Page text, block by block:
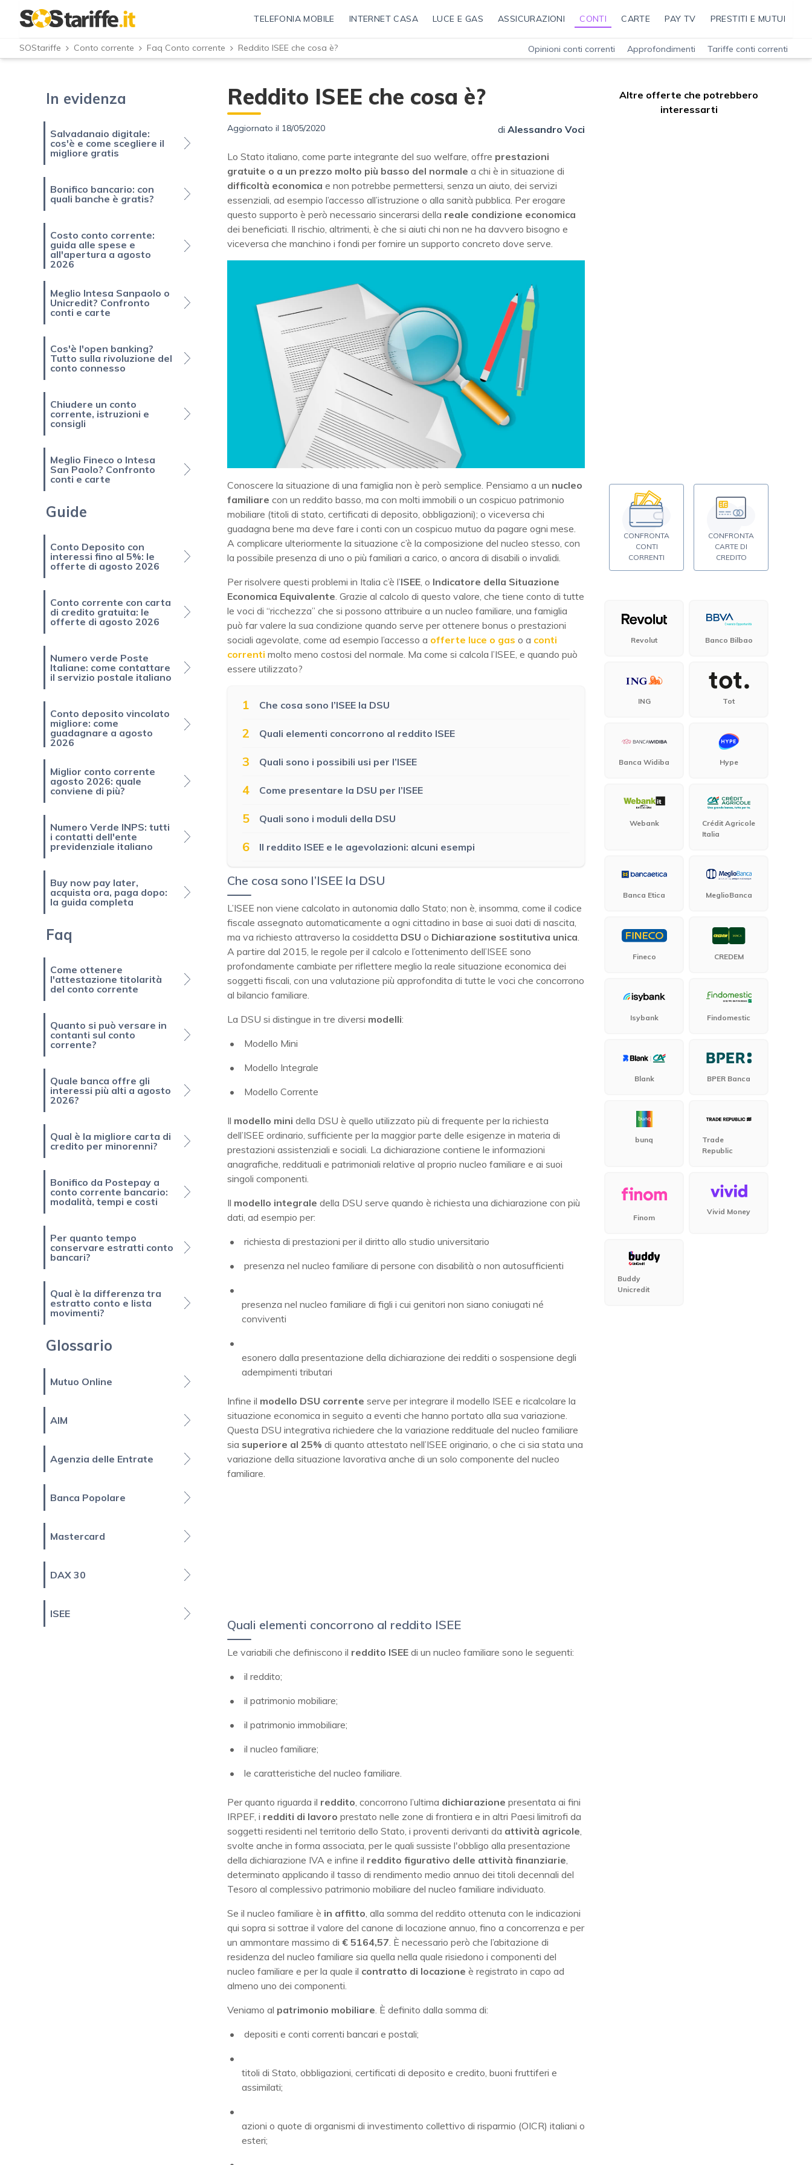
TELEFONIA MOBILE INTERNET CASA LUCE E GAS ASSICURAZIONI CONTI CARTE PAY TV PRESTITI E MUTUI
SOStariffe Conto corrente Faq Conto corrente Reddito ISEE che cosa è? Opinioni conti correnti Approfondimenti Tariffe conti correnti
In evidenza
Salvadanaio digitale:
cos'è e come scegliere il
migliore gratis
Bonifico bancario: con
quali banche è gratis?
Costo conto corrente:
guida alle spese e
all'apertura a agosto
2026
Meglio Intesa Sanpaolo o
Unicredit? Confronto
conti e carte
Cos'è l'open banking?
Tutto sulla rivoluzione del
conto connesso
Chiudere un conto
corrente, istruzioni e
consigli
Meglio Fineco o Intesa
San Paolo? Confronto
conti e carte
Guide
Conto Deposito con
interessi fino al 5%: le
offerte di agosto 2026
Conto corrente con carta
di credito gratuita: le
offerte di agosto 2026
Numero verde Poste
Italiane: come contattare
il servizio postale italiano
Conto deposito vincolato
migliore: come
guadagnare a agosto
2026
Miglior conto corrente
agosto 2026: quale
conviene di più?
Numero Verde INPS: tutti
i contatti dell'ente
previdenziale italiano
Buy now pay later,
acquista ora, paga dopo:
la guida completa
Faq
Come ottenere
l'attestazione titolarità
del conto corrente
Quanto si può versare in
contanti sul conto
corrente?
Quale banca offre gli
interessi più alti a agosto
2026?
Qual è la migliore carta di
credito per minorenni?
Bonifico da Postepay a
conto corrente bancario:
modalità, tempi e costi
Per quanto tempo
conservare estratti conto
bancari?
Qual è la differenza tra
estratto conto e lista
movimenti?
Glossario
Mutuo Online
AIM
Agenzia delle Entrate
Banca Popolare
Mastercard
DAX 30
ISEE
Reddito ISEE che cosa è?
Aggiornato il 18/05/2020 di Alessandro Voci
Lo Stato italiano, come parte integrante del suo welfare, offre prestazioni
gratuite o a un prezzo molto più basso del normale a chi è in situazione di
difficoltà economica e non potrebbe permettersi, senza un aiuto, dei servizi
essenziali, ad esempio l’accesso all’istruzione o alla sanità pubblica. Per erogare
questo supporto è però necessario sincerarsi della reale condizione economica
dei beneficiati. Il rischio, altrimenti, è che si aiuti chi non ne ha davvero bisogno e
viceversa che manchino i fondi per fornire un supporto concreto dove serve.
Conoscere la situazione di una famiglia non è però semplice. Pensiamo a un nucleo
familiare con un reddito basso, ma con molti immobili o un cospicuo patrimonio
mobiliare (titoli di stato, certificati di deposito, obbligazioni); o viceversa chi
guadagna bene ma deve fare i conti con un cospicuo mutuo da pagare ogni mese.
A complicare ulteriormente la situazione c’è la composizione del nucleo stesso, con
la possibile presenza di uno o più familiari a carico, o ancora di disabili o invalidi.
Per risolvere questi problemi in Italia c’è l’ISEE, o Indicatore della Situazione
Economica Equivalente. Grazie al calcolo di questo valore, che tiene conto di tutte
le voci di “ricchezza” che si possono attribuire a un nucleo familiare, una famiglia
può far valere la sua condizione quando serve per ottenere bonus o prestazioni
sociali agevolate, come ad esempio l’accesso a offerte luce o gas o a conti
correnti molto meno costosi del normale. Ma come si calcola l’ISEE, e quando può
essere utilizzato?
1 Che cosa sono l’ISEE la DSU
2 Quali elementi concorrono al reddito ISEE
3 Quali sono i possibili usi per l’ISEE
4 Come presentare la DSU per l’ISEE
5 Quali sono i moduli della DSU
6 Il reddito ISEE e le agevolazioni: alcuni esempi
Che cosa sono l’ISEE la DSU
L’ISEE non viene calcolato in autonomia dallo Stato; non è, insomma, come il codice
fiscale assegnato automaticamente a ogni cittadino in base ai suoi dati di nascita,
ma va richiesto attraverso la cosiddetta DSU o Dichiarazione sostitutiva unica.
A partire dal 2015, le regole per il calcolo e l’ottenimento dell’ISEE sono
profondamente cambiate per riflettere meglio la reale situazione economica dei
soggetti fiscali, con una valutazione più approfondita di tutte le voci che concorrono
al bilancio familiare.
La DSU si distingue in tre diversi modelli:
Modello Mini
Modello Integrale
Modello Corrente
Il modello mini della DSU è quello utilizzato più di frequente per la richiesta
dell’ISEE ordinario, sufficiente per la maggior parte delle esigenze in materia di
prestazioni assistenziali e sociali. La dichiarazione contiene le informazioni
anagrafiche, reddituali e patrimoniali relative al proprio nucleo familiare e ai suoi
singoli componenti.
Il modello integrale della DSU serve quando è richiesta una dichiarazione con più
dati, ad esempio per:
richiesta di prestazioni per il diritto allo studio universitario
presenza nel nucleo familiare di persone con disabilità o non autosufficienti
presenza nel nucleo familiare di figli i cui genitori non siano coniugati né
conviventi
esonero dalla presentazione della dichiarazione dei redditi o sospensione degli
adempimenti tributari
Infine il modello DSU corrente serve per integrare il modello ISEE e ricalcolare la
situazione economica in seguito a eventi che hanno portato alla sua variazione.
Questa DSU integrativa richiedere che la variazione reddituale del nucleo familiare
sia superiore al 25% di quanto attestato nell’ISEE originario, o che ci sia stata una
variazione della situazione lavorativa anche di un solo componente del nucleo
familiare.
Quali elementi concorrono al reddito ISEE
Le variabili che definiscono il reddito ISEE di un nucleo familiare sono le seguenti:
il reddito;
il patrimonio mobiliare;
il patrimonio immobiliare;
il nucleo familiare;
le caratteristiche del nucleo familiare.
Per quanto riguarda il reddito, concorrono l’ultima dichiarazione presentata ai fini
IRPEF, i redditi di lavoro prestato nelle zone di frontiera e in altri Paesi limitrofi da
soggetti residenti nel territorio dello Stato, i proventi derivanti da attività agricole,
svolte anche in forma associata, per le quali sussiste l'obbligo alla presentazione
della dichiarazione IVA e infine il reddito figurativo delle attività finanziarie,
determinato applicando il tasso di rendimento medio annuo dei titoli decennali del
Tesoro al complessivo patrimonio mobiliare del nucleo familiare individuato.
Se il nucleo familiare è in affitto, alla somma del reddito ottenuta con le indicazioni
qui sopra si sottrae il valore del canone di locazione annuo, fino a concorrenza e per
un ammontare massimo di € 5164,57. È necessario però che l’abitazione di
residenza del nucleo familiare sia quella nella quale risiedono i componenti del
nucleo familiare e per la quale il contratto di locazione è registrato in capo ad
almeno uno dei componenti.
Veniamo al patrimonio mobiliare. È definito dalla somma di:
depositi e conti correnti bancari e postali;
titoli di Stato, obbligazioni, certificati di deposito e credito, buoni fruttiferi e
assimilati;
azioni o quote di organismi di investimento collettivo di risparmio (OICR) italiani o
esteri;
Altre offerte che potrebbero
interessarti
CONFRONTA
CONTI
CORRENTI
CONFRONTA
CARTE DI
CREDITO
Revolut Banco Bilbao
ING Tot
Banca Widiba Hype
Webank
Crédit Agricole
Italia
Banca Etica MeglioBanca
Fineco CREDEM
Isybank Findomestic
Blank BPER Banca
bunq
Trade
Republic
Finom
Vivid Money
Buddy
Unicredit